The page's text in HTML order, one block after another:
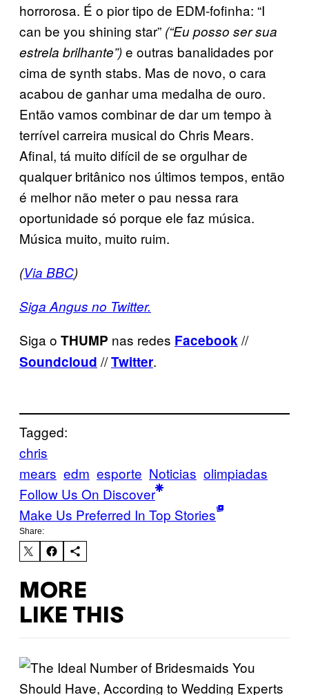
horrorosa. É o pior tipo de EDM-fofinha: “I
can be you shining star” (“Eu posso ser sua
estrela brilhante”)e outras banalidades por
cima de synth stabs. Mas de novo, o cara
acabou de ganhar uma medalha de ouro.
Então vamos combinar de dar um tempo à
terrível carreira musical do Chris Mears.
Afinal, tá muito difícil de se orgulhar de
qualquer britânico nos últimos tempos, então
é melhor não meter o pau nessa rara
oportunidade só porque ele faz música.
Música muito, muito ruim.
(Via BBC)
Siga Angus no Twitter.
Siga o THUMP nas redes Facebook//
Soundcloud //Twitter.
Tagged:
chris
mears edm esporte Noticias olimpiadas
Follow Us On Discover
Make Us Preferred In Top Stories
Share:
MORE
LIKE THIS